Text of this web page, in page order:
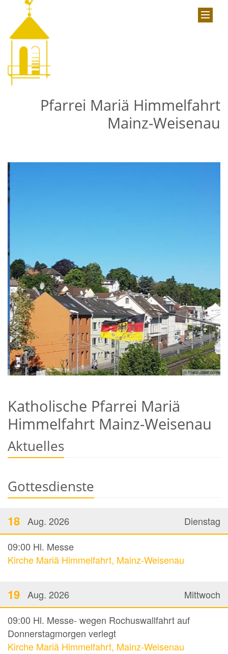
Pfarrei Mariä Himmelfahrt
Mainz-Weisenau
© Franz-Josef Schek
Katholische Pfarrei Mariä
Himmelfahrt Mainz-Weisenau
Aktuelles
Gottesdienste
Dienstag
18 Aug. 2026
09:00 Hl. Messe
Kirche Mariä Himmelfahrt, Mainz-Weisenau
Mittwoch
19 Aug. 2026
09:00 Hl. Messe- wegen Rochuswallfahrt auf
Donnerstagmorgen verlegt
Kirche Mariä Himmelfahrt, Mainz-Weisenau